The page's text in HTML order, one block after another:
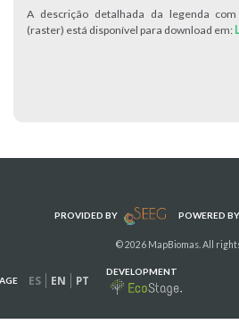
A descrição detalhada da legenda
(raster) está disponível para download em:
PROVIDED BY POWERED BY
© 2026 MapBiomas. All
ES EN PT
DEVELOPMENT